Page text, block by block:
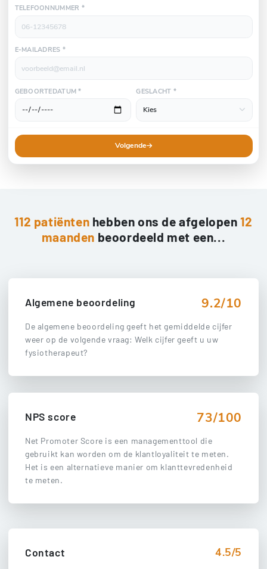
TELEFOONNUMMER *
E-MAILADRES *
GEBOORTEDATUM * GESLACHT *
Volgende
112 patiënten hebben ons de afgelopen12
maanden beoordeeld met een...
Algemene beoordeling 9.2/10
De algemene beoordeling geeft het gemiddelde cijfer
weer op de volgende vraag: Welk cijfer geeft u uw
fysiotherapeut?
NPS score 73/100
Net Promoter Score is een managementtool die
gebruikt kan worden om de klantloyaliteit te meten.
Het is een alternatieve manier om klanttevredenheid
te meten.
Contact 4.5/5